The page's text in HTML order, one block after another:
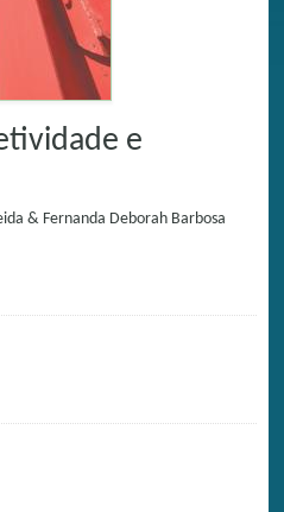
e
& Fernanda Deborah Barbosa